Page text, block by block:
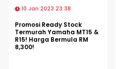
10 Jan 2023 23:38
Promosi Ready Stock
Termurah Yamaha MT15 &
R15! Harga Bermula RM
8,300!